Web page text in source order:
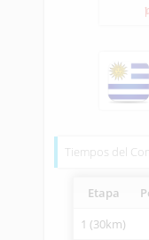
Tiempos del
Etapa
1 (30km)